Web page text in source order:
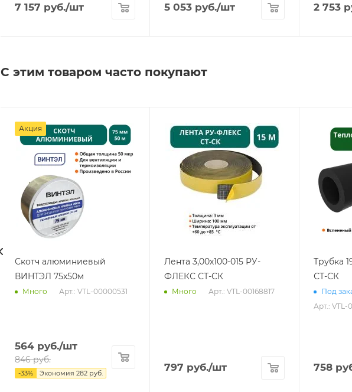
7 157 руб./шт 5 053 руб./шт 2 753
С этим товаром часто покупают
Акция
Скотч алюминиевый
ВИНТЭЛ 75х50м
Много Арт.: VTL-00000531
564 руб./шт
846руб.
-33% Экономия 282 руб.
Лента 3,00х100-015 РУ-
ФЛЕКС СТ-СК
Много Арт.: VTL-00168817
797 руб./шт
Трубка
СТ-СК
Под
Арт.: VTL-
758